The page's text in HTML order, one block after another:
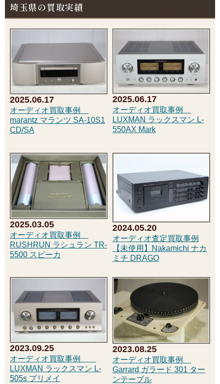
埼玉県の買取実績
2025.06.17
オーディオ買取事例
marantz マランツ SA-10S1
CD/SA
2025.06.17
オーディオ買取事例
LUXMAN ラックスマン L-
550AX Mark
2025.03.05
オーディオ買取事例
RUSHRUN ラシュラン TR-
5500 スピーカ
2024.05.20
オーディオ査定買取事例
【未使用】Nakamichi ナカ
ミチ DRAGO
2023.09.25
オーディオ買取事例
LUXMAN ラックスマン L-
505s プリメイ
2023.08.25
オーディオ買取事例
Garrard ガラード 301 ター
ンテーブル